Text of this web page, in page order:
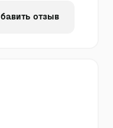
отзыв